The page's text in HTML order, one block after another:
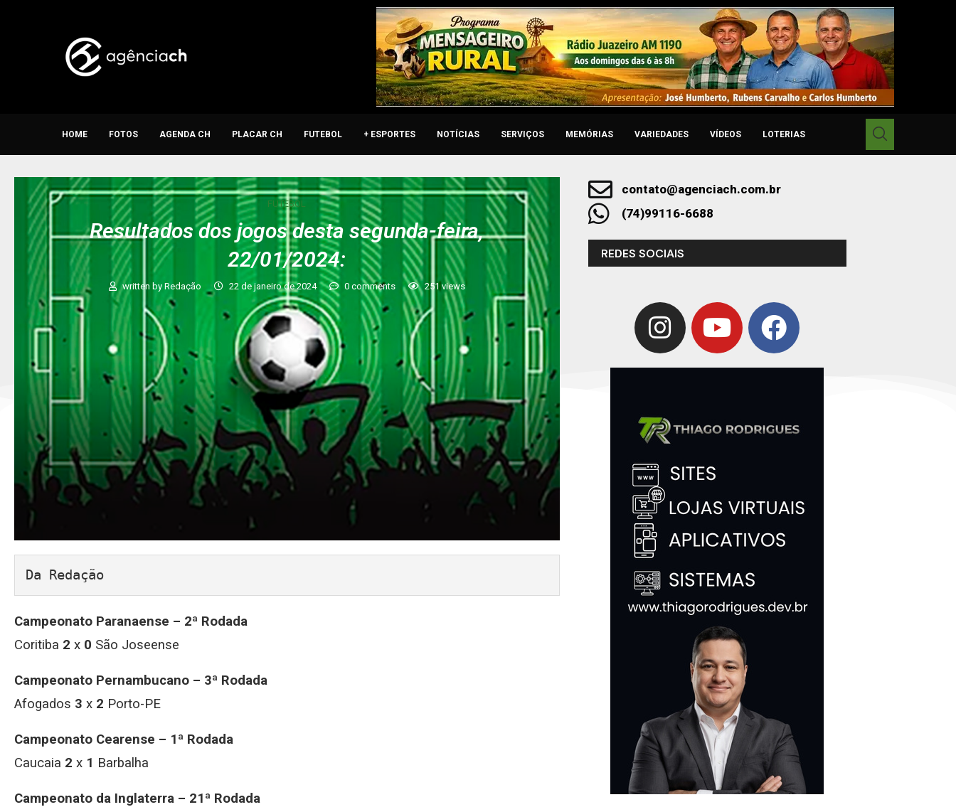
HOME FOTOS AGENDA CH PLACAR CH FUTEBOL + ESPORTES NOTÍCIAS SERVIÇOS MEMÓRIAS VARIEDADES VÍDEOS LOTERIAS
FUTEBOL
Resultados dos jogos desta segunda-feira,
22/01/2024:
written by Redação 22 de janeiro de 2024 0 comments 251 views
Da Redação
Campeonato Paranaense – 2ª Rodada
Coritiba 2 x 0 São Joseense
Campeonato Pernambucano – 3ª Rodada
Afogados 3 x 2 Porto-PE
Campeonato Cearense – 1ª Rodada
Caucaia 2 x 1 Barbalha
Campeonato da Inglaterra – 21ª Rodada
contato@agenciach.com.br
(74)99116-6688
REDES SOCIAIS